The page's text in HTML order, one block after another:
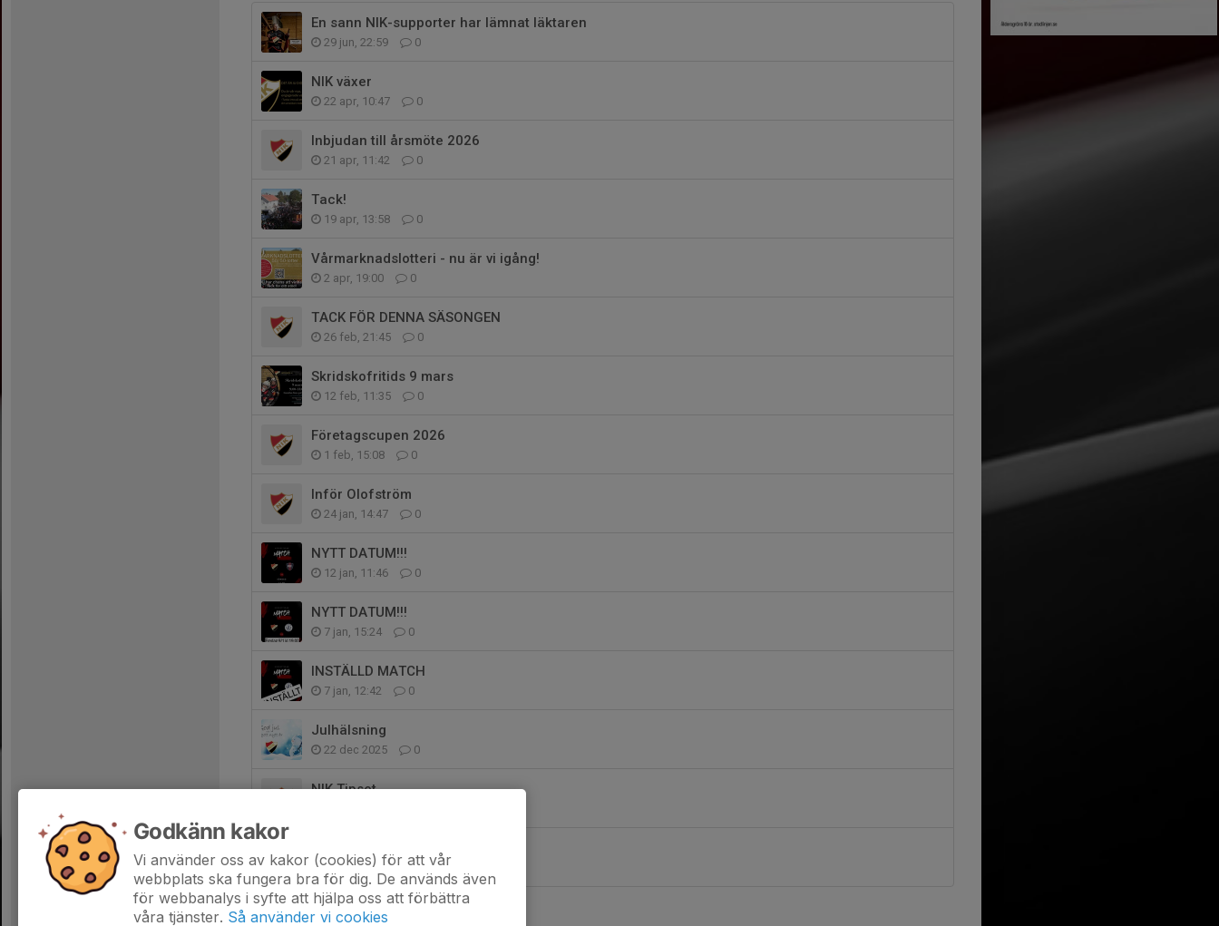
En sann NIK-supporter har lämnat läktaren
29 jun, 22:59 0
NIK växer
22 apr, 10:47 0
Inbjudan till årsmöte 2026
21 apr, 11:42 0
Tack!
19 apr, 13:58 0
Vårmarknadslotteri - nu är vi igång!
2 apr, 19:00 0
TACK FÖR DENNA SÄSONGEN
26 feb, 21:45 0
Skridskofritids 9 mars
12 feb, 11:35 0
Företagscupen 2026
1 feb, 15:08 0
Inför Olofström
24 jan, 14:47 0
NYTT DATUM!!!
12 jan, 11:46 0
NYTT DATUM!!!
7 jan, 15:24 0
INSTÄLLD MATCH
7 jan, 12:42 0
Julhälsning
22 dec 2025 0
NIK Tipset
16 dec 2025 0
Godkänn kakor
Vi använder oss av kakor (cookies) för att vår
webbplats ska fungera bra för dig. De används även
för webbanalys i syfte att hjälpa oss att förbättra
våra tjänster. Så använder vi cookies